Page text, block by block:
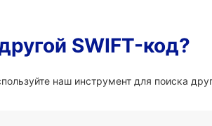
SWIFT-код?
наш инструмент для поиска